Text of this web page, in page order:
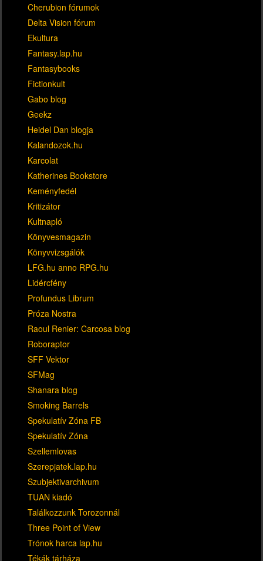
Cherubion fórumok
Delta Vision fórum
Ekultura
Fantasy.lap.hu
Fantasybooks
Fictionkult
Gabo blog
Geekz
Heidel Dan blogja
Kalandozok.hu
Karcolat
Katherines Bookstore
Keményfedél
Kritizátor
Kultnapló
Könyvesmagazin
Könyvvizsgálók
LFG.hu anno RPG.hu
Lidércfény
Profundus Librum
Próza Nostra
Raoul Renier: Carcosa blog
Roboraptor
SFF Vektor
SFMag
Shanara blog
Smoking Barrels
Spekulatív Zóna FB
Spekulatív Zóna
Szellemlovas
Szerepjatek.lap.hu
Szubjektivarchivum
TUAN kiadó
Találkozzunk Torozonnál
Three Point of View
Trónok harca lap.hu
Tékák tárháza